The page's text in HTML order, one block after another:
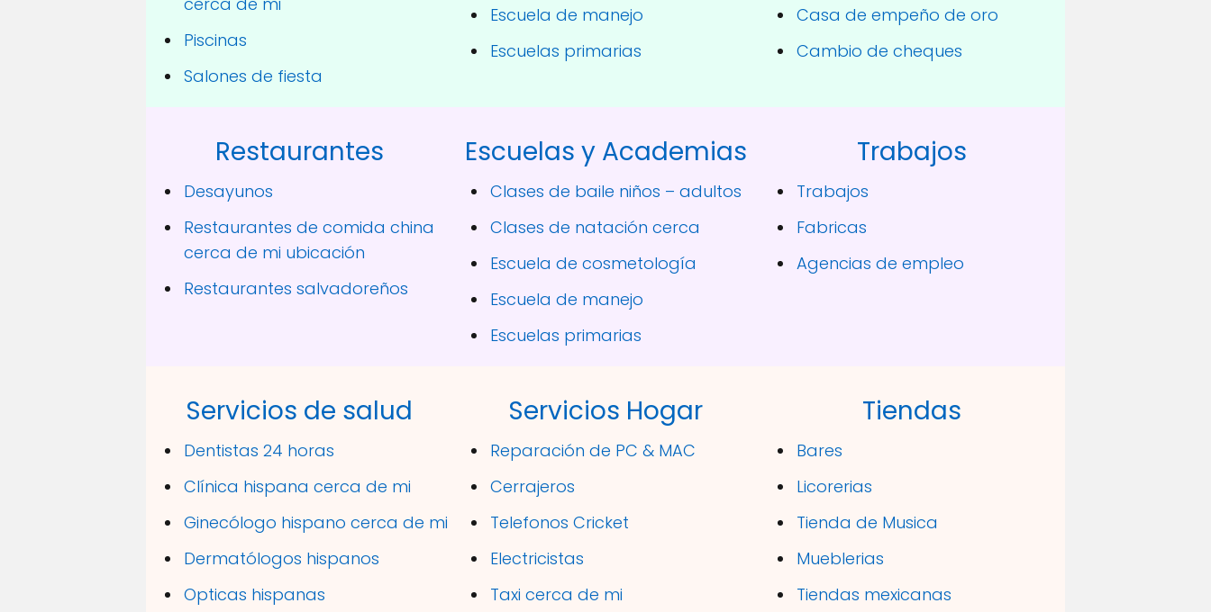
Piscinas
Salones de fiesta
Escuela de manejo
Escuelas primarias
Casa de empeño de oro
Cambio de cheques
Restaurantes
Desayunos
Restaurantes de comida china
cerca de mi ubicación
Restaurantes salvadoreños
Escuelas y Academias
Clases de baile niños – adultos
Clases de natación cerca
Escuela de cosmetología
Escuela de manejo
Escuelas primarias
Trabajos
Trabajos
Fabricas
Agencias de empleo
Servicios de salud
Dentistas 24 horas
Clínica hispana cerca de mi
Ginecólogo hispano cerca de mi
Dermatólogos hispanos
Opticas hispanas
Servicios Hogar
Reparación de PC & MAC
Cerrajeros
Telefonos Cricket
Electricistas
Taxi cerca de mi
Tiendas
Bares
Licorerias
Tienda de Musica
Mueblerias
Tiendas mexicanas